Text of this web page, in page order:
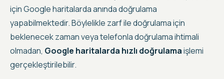
için Google haritalarda anında doğrulama
yapabilmektedir. Böylelikle zarf ile doğrulama için
beklenecek zaman veya telefonla doğrulama ihtimali
olmadan, Google haritalarda hızlı doğrulamaişlemi
gerçekleştirilebilir.